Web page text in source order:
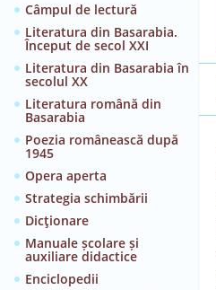
Câmpul de lectură
Literatura din Basarabia.
Început de secol XXI
Literatura din Basarabia în
secolul XX
Literatura română din
Basarabia
Poezia românească după
1945
Opera aperta
Strategia schimbării
Dicţionare
Manuale școlare și
auxiliare didactice
Enciclopedii